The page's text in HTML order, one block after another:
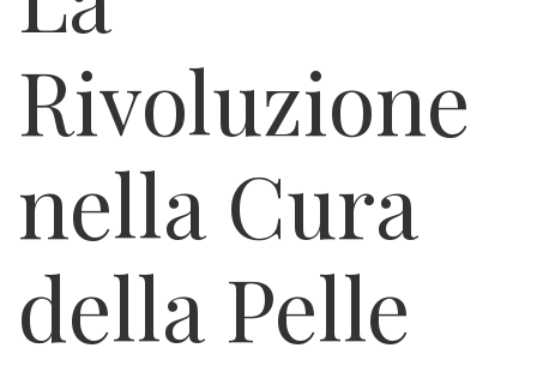
Rivoluzione
nella Cura
della Pelle